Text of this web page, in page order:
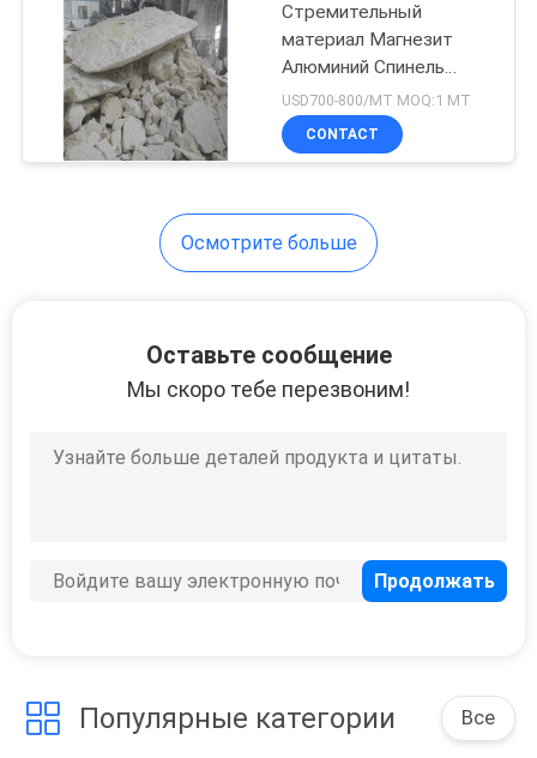
Стремительный
материал Магнезит
Алюминий Спинель
Коррозионная
стойкость
USD700-800/MT MOQ:1 МТ
CONTACT
Осмотрите больше
Оставьте сообщение
Мы скоро тебе перезвоним!
Популярные категории Все